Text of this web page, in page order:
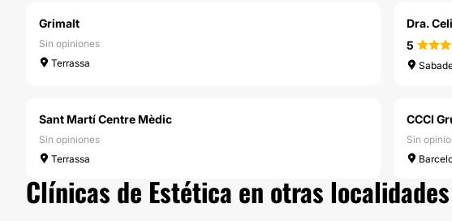
Grimalt
Sin opiniones
Terrassa
Dra.
5
Sant Martí Centre Mèdic
Sin opiniones
Terrassa
CCCI
Sin
Clínicas de Estética en otras